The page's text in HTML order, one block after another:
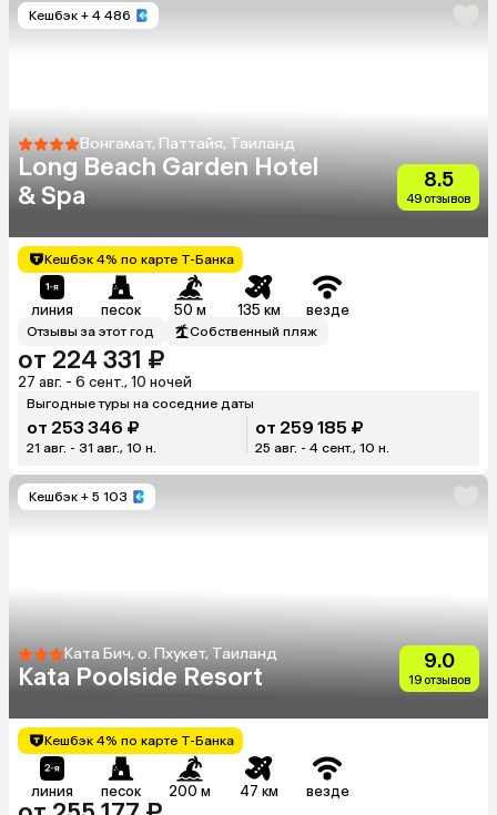
Кешбэк + 4 486
Вонгамат, Паттайя, Таиланд
Long Beach Garden Hotel
& Spa
8.5
49 отзывов
Кешбэк 4% по карте Т-Банка
линия песок 50 м 135 км везде
Отзывы за этот год Собственный пляж
от 224 331 ₽
27 авг. - 6 сент., 10 ночей
Выгодные туры на соседние даты
от 253 346 ₽
21 авг. - 31 авг., 10 н.
от 259 185 ₽
25 авг. - 4 сент., 10 н.
Кешбэк + 5 103
Ката Бич, о. Пхукет, Таиланд
Kata Poolside Resort
9.0
19 отзывов
Кешбэк 4% по карте Т-Банка
линия песок 200 м 47 км везде